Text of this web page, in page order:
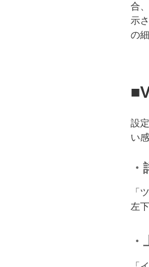
合
示
の
設
い
「
左